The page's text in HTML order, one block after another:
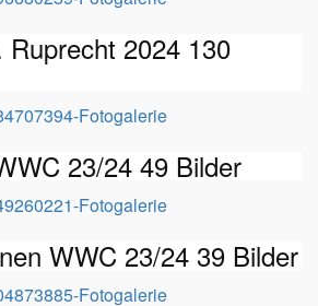
Ruprecht 2024 130
23/24 49 Bilder
WWC 23/24 39 Bilder